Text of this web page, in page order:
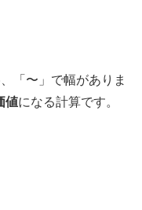
「〜」で幅がありま
値になる計算です。